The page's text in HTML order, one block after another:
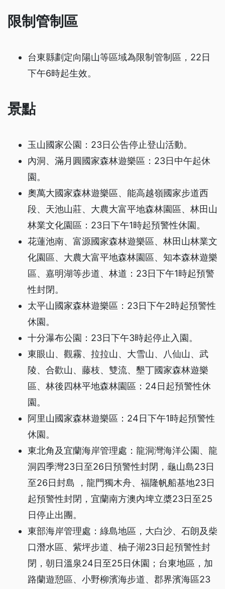
限制管制區
台東縣劃定向陽山等區域為限制管制區，22日
下午6時起生效。
景點
玉山國家公園：23日公告停止登山活動。
內洞、滿月圓國家森林遊樂區：23日中午起休
園。
奧萬大國家森林遊樂區、能高越嶺國家步道西
段、天池山莊、大農大富平地森林園區、林田山
林業文化園區：23日下午1時起預警性休園。
花蓮池南、富源國家森林遊樂區、林田山林業文
化園區、大農大富平地森林園區、知本森林遊樂
區、嘉明湖等步道、林道：23日下午1時起預警
性封閉。
太平山國家森林遊樂區：23日下午2時起預警性
休園。
十分瀑布公園：23日下午3時起停止入園。
東眼山、觀霧、拉拉山、大雪山、八仙山、武
陵、合歡山、藤枝、雙流、墾丁國家森林遊樂
區、林後四林平地森林園區：24日起預警性休
園。
阿里山國家森林遊樂區：24日下午1時起預警性
休園。
東北角及宜蘭海岸管理處：龍洞灣海洋公園、龍
洞四季灣23日至26日預警性封閉，龜山島23日
至26日封島 ，龍門獨木舟、福隆帆船基地23日
起預警性封閉，宜蘭南方澳內埤立槳23日至25
日停止出團。
東部海岸管理處：綠島地區，大白沙、石朗及柴
口潛水區、紫坪步道、柚子湖23日起預警性封
閉，朝日溫泉24日至25日休園；台東地區，加
路蘭遊憩區、小野柳濱海步道、郡界濱海區23